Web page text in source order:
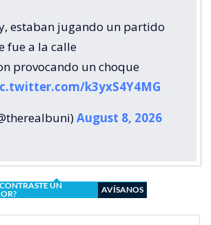
estaban jugando un partido
fue a la calle
provocando un choque
k3yxS4Y4MG
August 8, 2026
UN
AVÍSANOS